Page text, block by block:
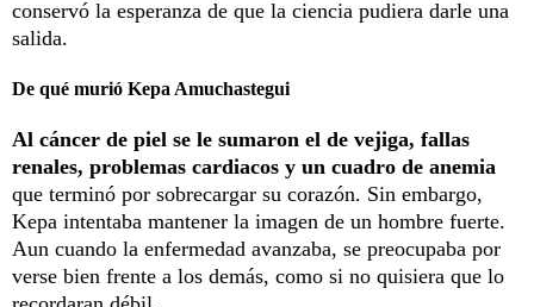
conservó la esperanza de que la ciencia pudiera darle una
salida.
De qué murió Kepa Amuchastegui
Al cáncer de piel se le sumaron el de vejiga, fallas
renales, problemas cardiacos y un cuadro de anemia
que terminó por sobrecargar su corazón. Sin embargo,
Kepa intentaba mantener la imagen de un hombre fuerte.
Aun cuando la enfermedad avanzaba, se preocupaba por
verse bien frente a los demás, como si no quisiera que lo